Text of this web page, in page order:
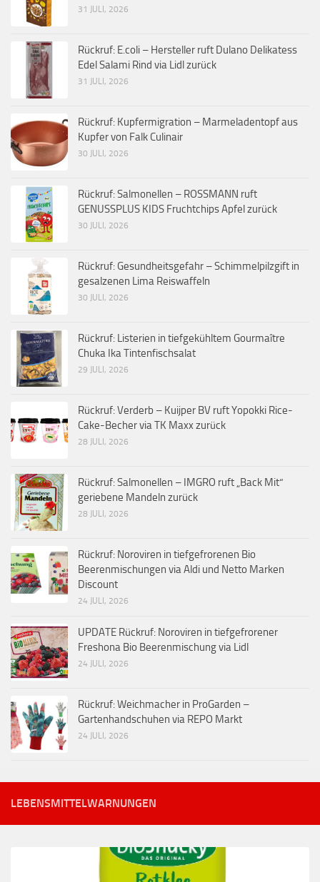
31 JULI, 2026
Rückruf: E.coli – Hersteller ruft Dulano Delikatess
Edel Salami Rind via Lidl zurück
31 JULI, 2026
Rückruf: Kupfermigration – Marmeladentopf aus
Kupfer von Falk Culinair
30 JULI, 2026
Rückruf: Salmonellen – ROSSMANN ruft
GENUSSPLUS KIDS Fruchtchips Apfel zurück
30 JULI, 2026
Rückruf: Gesundheitsgefahr – Schimmelpilzgift in
gesalzenen Lima Reiswaffeln
30 JULI, 2026
Rückruf: Listerien in tiefgekühltem Gourmaître
Chuka Ika Tintenfischsalat
29 JULI, 2026
Rückruf: Verderb – Kuijper BV ruft Yopokki Rice-
Cake-Becher via TK Maxx zurück
28 JULI, 2026
Rückruf: Salmonellen – IMGRO ruft „Back Mit“
geriebene Mandeln zurück
28 JULI, 2026
Rückruf: Noroviren in tiefgefrorenen Bio
Beerenmischungen via Aldi und Netto Marken
Discount
24 JULI, 2026
UPDATE Rückruf: Noroviren in tiefgefrorener
Freshona Bio Beerenmischung via Lidl
24 JULI, 2026
Rückruf: Weichmacher in ProGarden –
Gartenhandschuhen via REPO Markt
24 JULI, 2026
LEBENSMITTELWARNUNGEN